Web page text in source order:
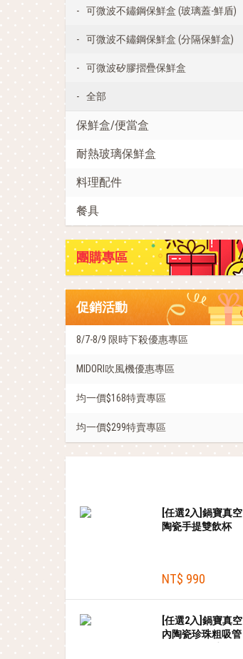
可微波不鏽鋼保鮮盒 (玻璃蓋-鮮盾)
可微波不鏽鋼保鮮盒 (分隔保鮮盒)
可微波矽膠摺疊保鮮盒
全部
保鮮盒/便當盒
耐熱玻璃保鮮盒
料理配件
餐具
團購專區
促銷活動
8/7-8/9 限時下殺優惠專區
MIDORI吹風機優惠專區
均一價$168特賣專區
均一價$299特賣專區
[任選2入]鍋寶真空
陶瓷手提雙飲杯
NT$ 990
[任選2入]鍋寶真空
內陶瓷珍珠粗吸管